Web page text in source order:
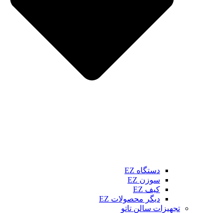
دستگاه EZ
سوزن EZ
کیف EZ
دیگر محصولات EZ
تجهیزات سالن تاتو